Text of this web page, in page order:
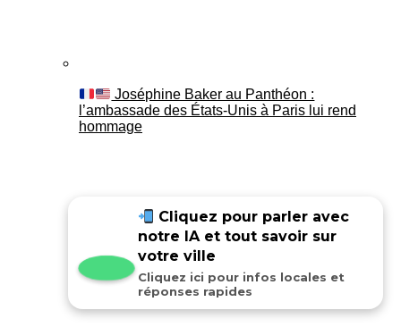
Joséphine Baker au Panthéon :
l’ambassade des États-Unis à Paris lui rend
hommage
Cliquez pour parler avec
notre IA et tout savoir sur
votre ville
Cliquez ici pour infos locales et
réponses rapides